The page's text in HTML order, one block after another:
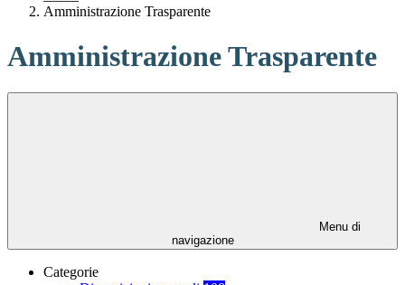
Amministrazione Trasparente
Amministrazione Trasparente
Menu di
navigazione
Categorie